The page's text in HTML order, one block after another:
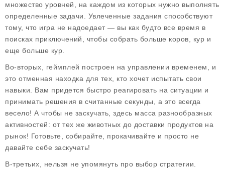
множество уровней, на каждом из которых нужно выполнять
определенные задачи. Увлеченные задания способствуют
тому, что игра не надоедает — вы как будто все время в
поисках приключений, чтобы собрать больше коров, кур и
еще больше кур.
Во-вторых, геймплей построен на управлении временем, и
это отменная находка для тех, кто хочет испытать свои
навыки. Вам придется быстро реагировать на ситуации и
принимать решения в считанные секунды, а это всегда
весело! А чтобы не заскучать, здесь масса разнообразных
активностей: от тех же животных до доставки продуктов на
рынок! Готовьте, собирайте, прокачивайте и просто не
давайте себе заскучать!
В-третьих, нельзя не упомянуть про выбор стратегии.